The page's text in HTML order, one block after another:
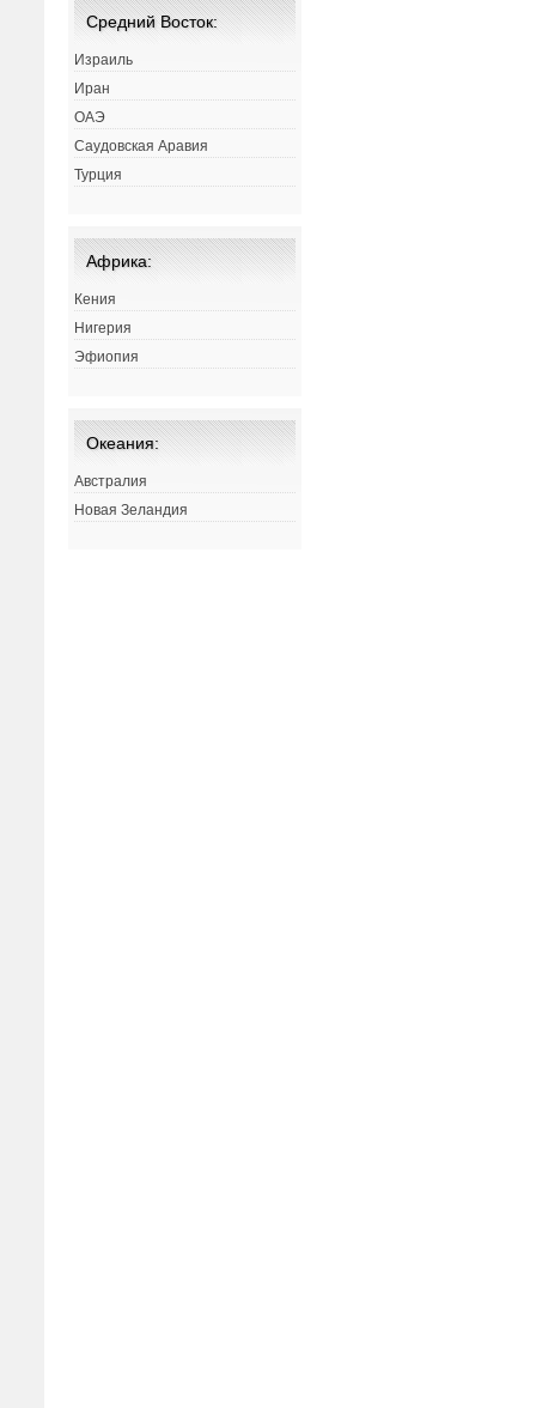
Средний Восток:
Израиль
Иран
ОАЭ
Саудовская Аравия
Турция
Африка:
Кения
Нигерия
Эфиопия
Океания:
Австралия
Новая Зеландия